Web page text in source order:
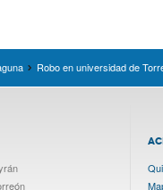
Robo en universidad de